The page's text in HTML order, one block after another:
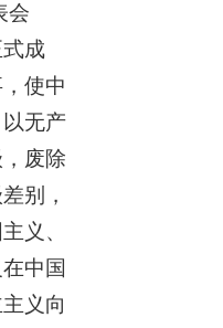
会
成
使中
无产
废除
别，
义、
中国
义向